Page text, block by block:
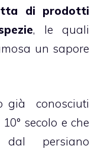
di prodotti
, le quali
un sapore
già conosciuti
secolo e che
persiano